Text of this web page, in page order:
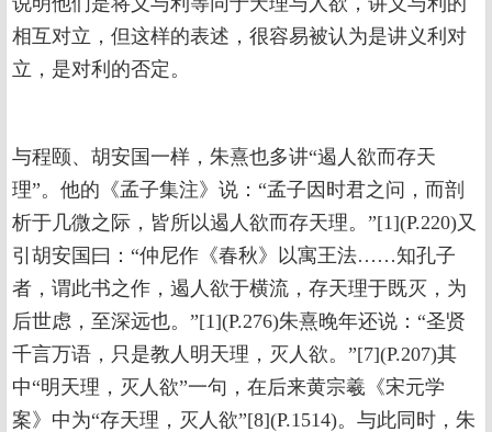
相互对立，但这样的表述，很容易被认为是讲义利对
立，是对利的否定。
与程颐、胡安国一样，朱熹也多讲“遏人欲而存天
理”。他的《孟子集注》说：“孟子因时君之问，而剖
析于几微之际，皆所以遏人欲而存天理。”[1](P.220)又
引胡安国曰：“仲尼作《春秋》以寓王法……知孔子
者，谓此书之作，遏人欲于横流，存天理于既灭，为
后世虑，至深远也。”[1](P.276)朱熹晚年还说：“圣贤
千言万语，只是教人明天理，灭人欲。”[7](P.207)其
中“明天理，灭人欲”一句，在后来黄宗羲《宋元学
案》中为“存天理，灭人欲”[8](P.1514)。与此同时，朱